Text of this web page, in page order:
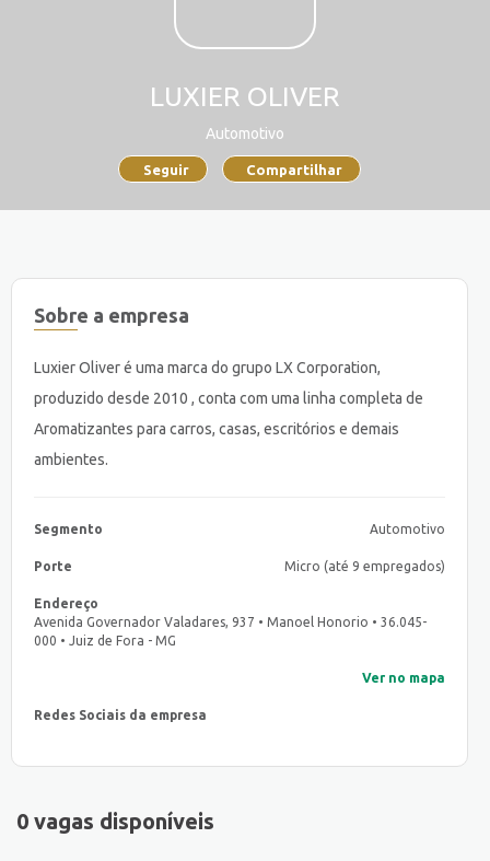
LUXIER OLIVER
Automotivo
Seguir Compartilhar
Sobre a empresa
Luxier Oliver é uma marca do grupo LX Corporation,
produzido desde 2010 , conta com uma linha completa de
Aromatizantes para carros, casas, escritórios e demais
ambientes.
Segmento Automotivo
Porte Micro (até 9 empregados)
Endereço
Avenida Governador Valadares, 937 • Manoel Honorio • 36.045-
000 • Juiz de Fora - MG
Ver no mapa
Redes Sociais da empresa
0 vagas disponíveis